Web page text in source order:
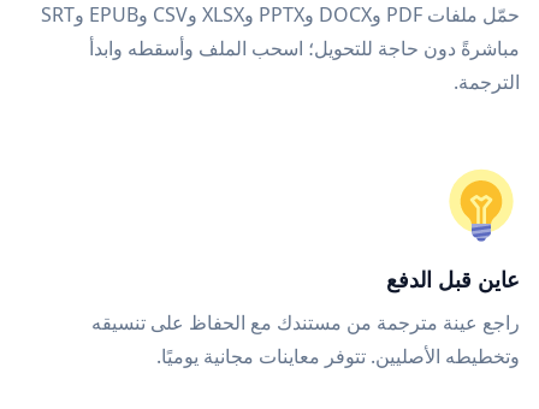
حمّل ملفات PDF وDOCX وPPTX وXLSX وCSV وEPUB وSRT
مباشرةً دون حاجة للتحويل؛ اسحب الملف وأسقطه وابدأ
الترجمة.
عاين قبل الدفع
راجع عينة مترجمة من مستندك مع الحفاظ على تنسيقه
وتخطيطه الأصليين. تتوفر معاينات مجانية يوميًا.